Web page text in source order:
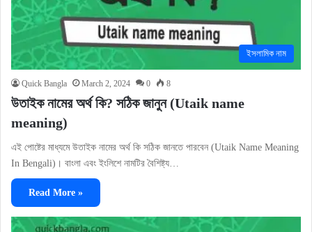
ইসলামিক নাম
Quick Bangla March 2, 2024 0 8
উতাইক নামের অর্থ কি? সঠিক জানুন (Utaik name
meaning)
এই পোষ্টের মাধ্যমে উতাইক নামের অর্থ কি সঠিক জানতে পারবেন (Utaik Name Meaning
In Bengali)। বাংলা এবং ইংলিশে নামটির বৈশিষ্ট্য…
Read More »